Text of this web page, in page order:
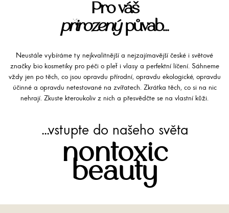
Pro váš
přirozenýpůvab...
Neustále vybíráme ty nejkvalitnější a nejzajímavější české i světové
značky bio kosmetiky pro péči o pleť i vlasy a perfektní líčení. Sáhneme
vždy jen po těch, co jsou opravdu přírodní, opravdu ekologické, opravdu
účinné a opravdu netestované na zvířatech. Zkrátka těch, co si na nic
nehrají. Zkuste kteroukoliv z nich a přesvědčte se na vlastní kůži.
...vstupte do našeho světa
nontoxic
beauty